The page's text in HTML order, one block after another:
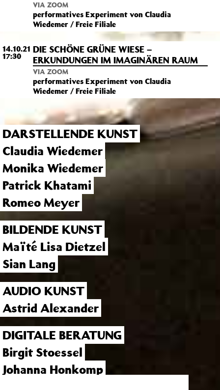
VIA ZOOM
performatives Experiment von Claudia
Wiedemer / Freie Filiale
14.10.21
17:30
DIE SCHÖNE GRÜNE WIESE –
ERKUNDUNGEN IM IMAGINÄREN RAUM
VIA ZOOM
performatives Experiment von Claudia
Wiedemer / Freie Filiale
DARSTELLENDE KUNST
Claudia Wiedemer
Monika Wiedemer
Patrick Khatami
Romeo Meyer
BILDENDE KUNST
Maïté Lisa Dietzel
Sian Lang
AUDIO KUNST
Astrid Alexander
DIGITALE BERATUNG
Birgit Stoessel
Johanna Honkomp